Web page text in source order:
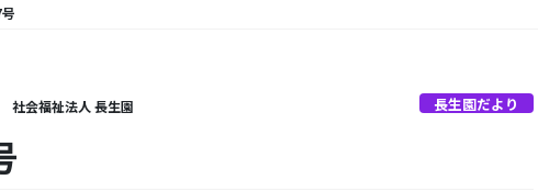
社会福祉法人 長生園 長生園だより